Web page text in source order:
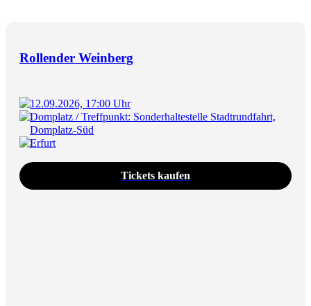
Rollender Weinberg
12.09.2026, 17:00 Uhr
Domplatz / Treffpunkt: Sonderhaltestelle Stadtrundfahrt,
Domplatz-Süd
Erfurt
Tickets kaufen